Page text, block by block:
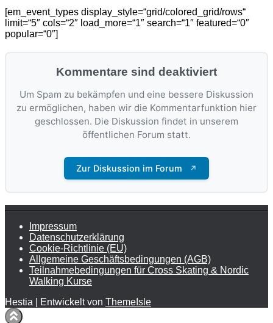
[em_event_types display_style=“grid/colored_grid/rows“
limit=“5″ cols=“2″ load_more=“1″ search=“1″ featured=“0″
popular=“0″]
Kommentare sind deaktiviert
Um Spam zu bekämpfen und eine bessere Diskussion
zu ermöglichen, haben wir die Kommentarfunktion hier
geschlossen. Die Diskussion findet in unserem
öffentlichen Forum statt.
Zur Diskussion im Forum ↗
Impressum
Datenschutzerklärung
Cookie-Richtlinie (EU)
Allgemeine Geschäftsbedingungen (AGB)
Teilnahmebedingungen für Cross Skating & Nordic
Walking Kurse
Hestia | Entwickelt von ThemeIsle